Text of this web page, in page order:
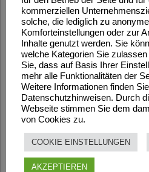
kommerziellen
solche, die lediglich zu
Komforteinstellungen oder zur
Inhalte genutzt werden. Sie
welche Kategorien Sie
Sie, dass auf Basis Ihrer
mehr alle Funktionalitäten der
Weitere Informationen finden
Datenschutzhinweisen. Durch
Webseite stimmen Sie dem
von Cookies zu.
COOKIE EINSTELLUNGEN
AKZEPTIEREN